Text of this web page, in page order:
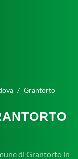
Grantorto
di Grantorto in